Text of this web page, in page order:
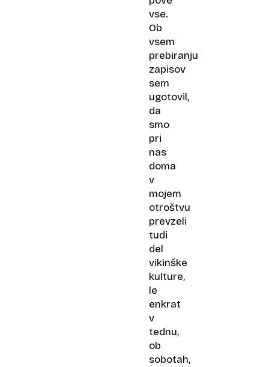
vse.
Ob
vsem
prebiranju
zapisov
sem
ugotovil,
da
smo
pri
nas
doma
v
mojem
otroštvu
prevzeli
tudi
del
vikinške
kulture,
le
enkrat
v
tednu,
ob
sobotah,